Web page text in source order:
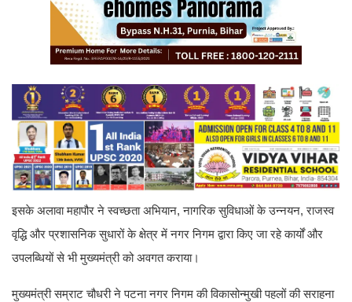
इसके अलावा महापौर ने स्वच्छता अभियान, नागरिक सुविधाओं के उन्नयन, राजस्व
वृद्धि और प्रशासनिक सुधारों के क्षेत्र में नगर निगम द्वारा किए जा रहे कार्यों और
उपलब्धियों से भी मुख्यमंत्री को अवगत कराया।
मुख्यमंत्री सम्राट चौधरी ने पटना नगर निगम की विकासोन्मुखी पहलों की सराहना